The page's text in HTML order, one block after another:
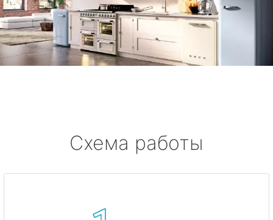
Схема работы